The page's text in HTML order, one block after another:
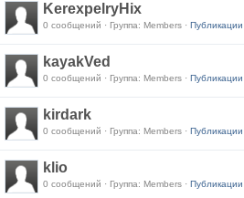
KerexpelryHix
0 сообщений · Группа: Members · Публикации
kayakVed
0 сообщений · Группа: Members · Публикации
kirdark
0 сообщений · Группа: Members · Публикации
klio
0 сообщений · Группа: Members · Публикации